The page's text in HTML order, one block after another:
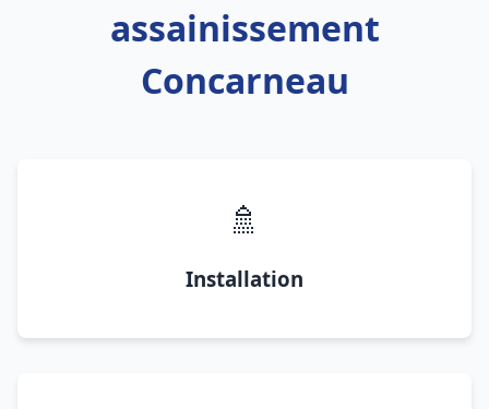
assainissement
Concarneau
🚿
Installation